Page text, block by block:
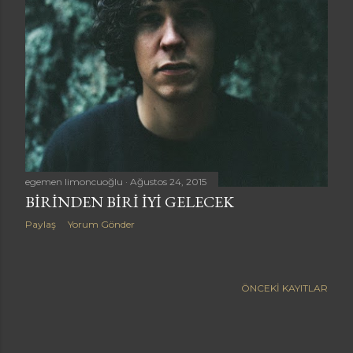
a
r
egemen limoncuoğlu Ağustos 24, 2015
BIRINDEN BIRI IYI GELECEK
Paylaş Yorum Gönder
ÖNCEKI KAYITLAR